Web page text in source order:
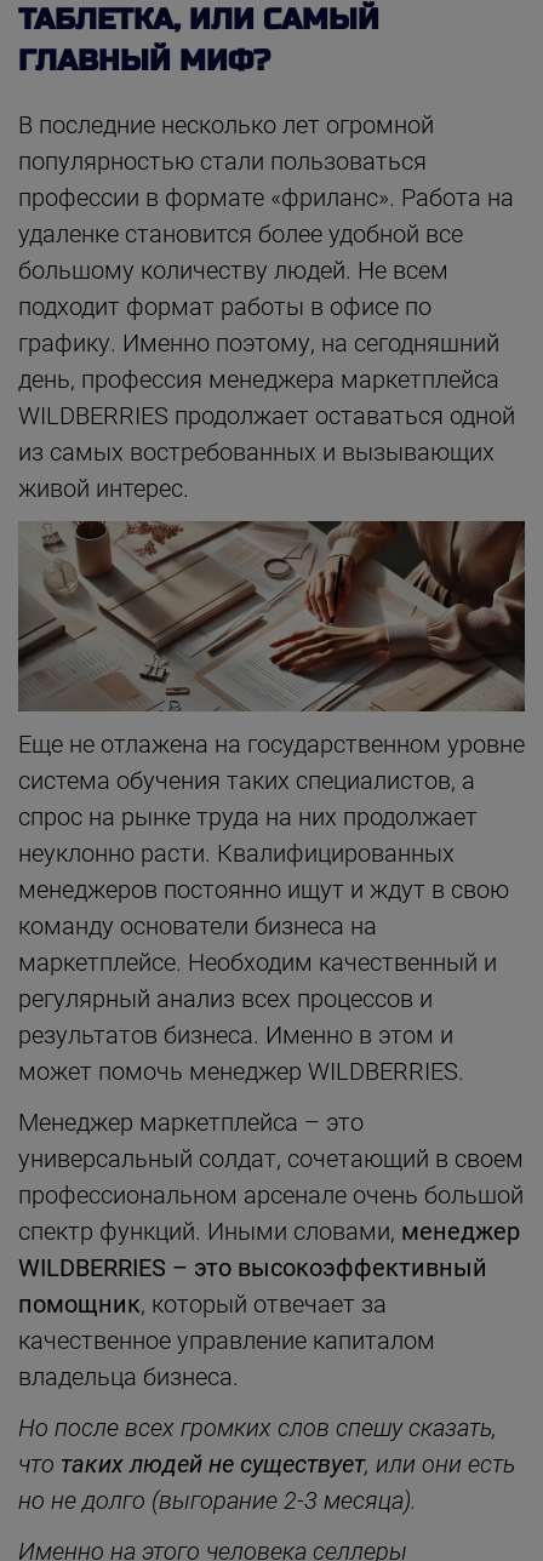
ТАБЛЕТКА, ИЛИ САМЫЙ
ГЛАВНЫЙ МИФ?
В последние несколько лет огромной
популярностью стали пользоваться
профессии в формате «фриланс». Работа на
удаленке становится более удобной все
большому количеству людей. Не всем
подходит формат работы в офисе по
графику. Именно поэтому, на сегодняшний
день, профессия менеджера маркетплейса
WILDBERRIES продолжает оставаться одной
из самых востребованных и вызывающих
живой интерес.
Еще не отлажена на государственном уровне
система обучения таких специалистов, а
спрос на рынке труда на них продолжает
неуклонно расти. Квалифицированных
менеджеров постоянно ищут и ждут в свою
команду основатели бизнеса на
маркетплейсе. Необходим качественный и
регулярный анализ всех процессов и
результатов бизнеса. Именно в этом и
может помочь менеджер WILDBERRIES.
Менеджер маркетплейса – это
универсальный солдат, сочетающий в своем
профессиональном арсенале очень большой
спектр функций. Иными словами, менеджер
WILDBERRIES – это высокоэффективный
помощник, который отвечает за
качественное управление капиталом
владельца бизнеса.
Но после всех громких слов спешу сказать,
что таких людей не существует, или они есть
но не долго (выгорание 2-3 месяца).
Именно на этого человека селлеры